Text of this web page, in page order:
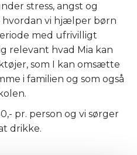
stress, angst og
hvordan vi hjælper børn
med ufrivilligt
relevant hvad Mia kan
som I kan omsætte
i familien og som også
pr. person og vi sørger
drikke.